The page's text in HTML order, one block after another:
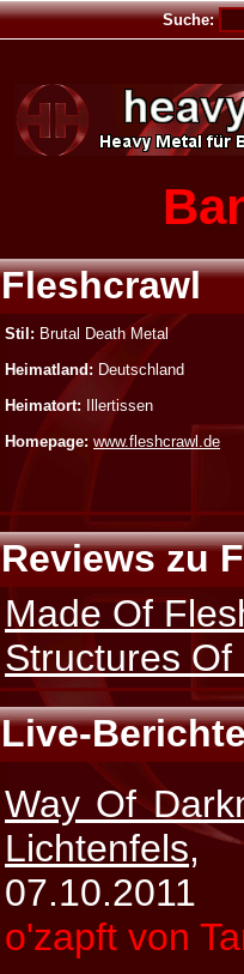
Suche:
Fleshcrawl
Stil: Brutal Death Metal
Heimatland: Deutschland
Heimatort: Illertissen
Homepage: www.fleshcrawl.de
Reviews zu
Made Of
Structures Of
Live-
Way Of
Lichtenfels,
07.10.2011
o'zapft von